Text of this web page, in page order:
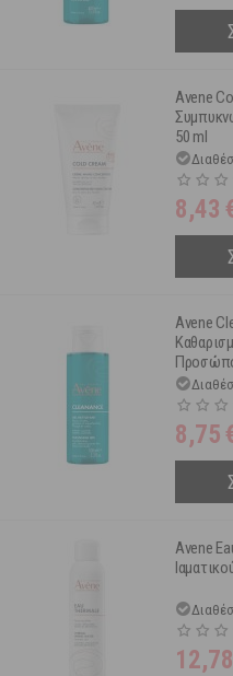
Avene
50 ml
8,43
Avene
Λιπαρή
Ατέλειες
8,75
Avene
12,78